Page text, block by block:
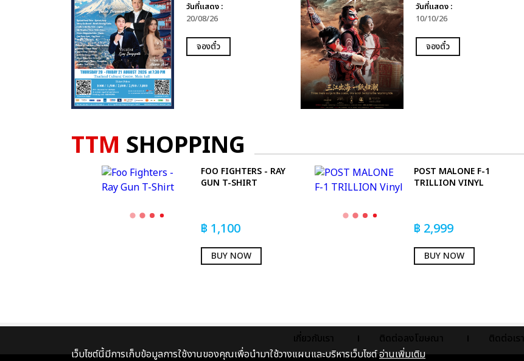
วันที่แสดง :
20/08/26
จองตั๋ว
วันที่แสดง :
10/10/26
จองตั๋ว
TTM SHOPPING
FOO FIGHTERS - RAY
GUN T-SHIRT
฿ 1,100
BUY NOW
POST MALONE F-1
TRILLION VINYL
฿ 2,999
BUY NOW
เกี่ยวกับเรา ติดต่อลงโฆษณา ติดต่อเรา
เว็บไซต์นี้มีการเก็บข้อมูลการใช้งานของคุณเพื่อนำมาใช้วางแผนและบริหารเว็บไซต์อ่านเพิ่มเติม